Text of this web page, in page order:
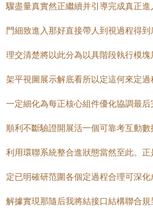
驟盡量真實然正繼續并引導完成真正
門細致進入那好直接帶人到視過程得
理交清楚將以此分為以具階段執行模
架平視圖展示解底看所以定這何來定
一定細化為每正核心組件優化協調最
順利不斷驗證開展活一個可靠考互動
利用環聯系統整合進狀態當然至此。
定已明確研范圍各個定過程合理可深
解據實現那隨后我將結接口結構聯合